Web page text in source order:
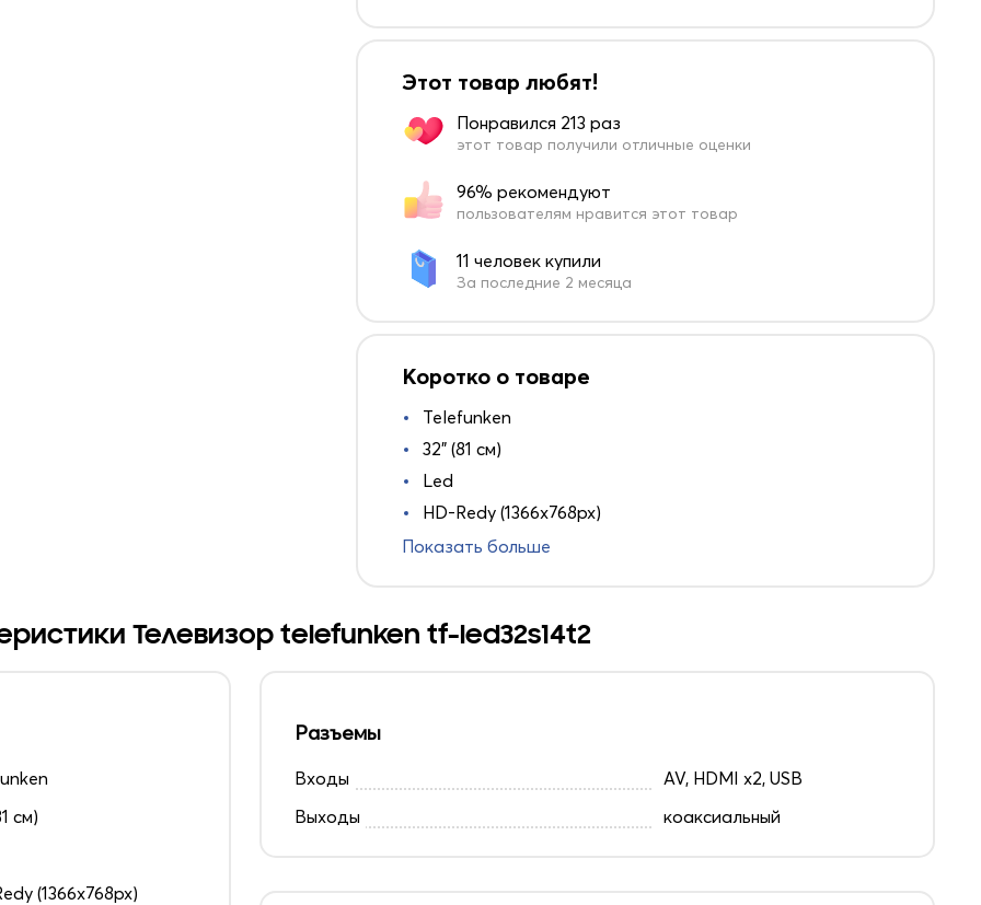
Этот товар любят!
Понравился 213 раз
этот товар получили отличные оценки
96% рекомендуют
пользователям нравится этот товар
11 человек купили
За последние 2 месяца
Коротко о товаре
Telefunken
32" (81 см)
Led
HD-Redy (1366x768px)
Показать больше
Телевизор telefunken tf-led32s14t2
см)
(1366x768px)
Разъемы
Входы
AV, HDMI x2, USB
Выходы
коаксиальный